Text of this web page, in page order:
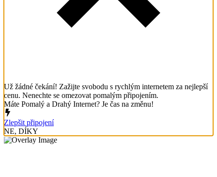
Už žádné čekání! Zažijte svobodu s rychlým internetem za nejlepší
cenu. Nenechte se omezovat pomalým připojením.
Máte Pomalý a Drahý Internet? Je čas na změnu!
Zlepšit připojení
NE, DÍKY